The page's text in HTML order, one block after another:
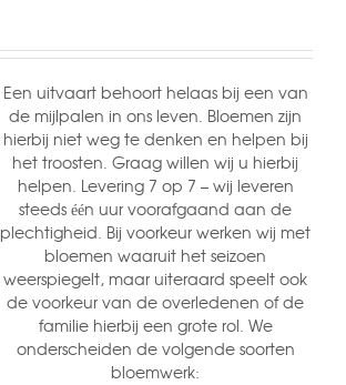
Een uitvaart behoort helaas bij een van
de mijlpalen in ons leven. Bloemen zijn
hierbij niet weg te denken en helpen bij
het troosten. Graag willen wij u hierbij
helpen. Levering 7 op 7 – wij leveren
steeds één uur voorafgaand aan de
plechtigheid. Bij voorkeur werken wij met
bloemen waaruit het seizoen
weerspiegelt, maar uiteraard speelt ook
de voorkeur van de overledenen of de
familie hierbij een grote rol. We
onderscheiden de volgende soorten
bloemwerk: